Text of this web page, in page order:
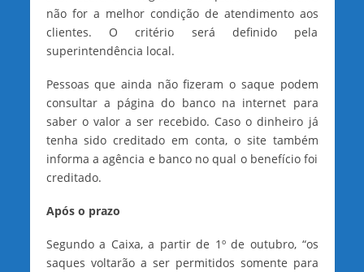
não for a melhor condição de atendimento aos
clientes. O critério será definido pela
superintendência local.
Pessoas que ainda não fizeram o saque podem
consultar a página do banco na internet para
saber o valor a ser recebido. Caso o dinheiro já
tenha sido creditado em conta, o site também
informa a agência e banco no qual o benefício foi
creditado.
Após o prazo
Segundo a Caixa, a partir de 1º de outubro, “os
saques voltarão a ser permitidos somente para